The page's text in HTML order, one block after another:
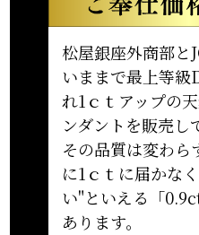
松屋銀座外商部と
いままで最上等級
れ1ｃｔアップの
ンダントを販売し
その品質は変わら
に1ｃｔに届かな
い"といえる「
あります。